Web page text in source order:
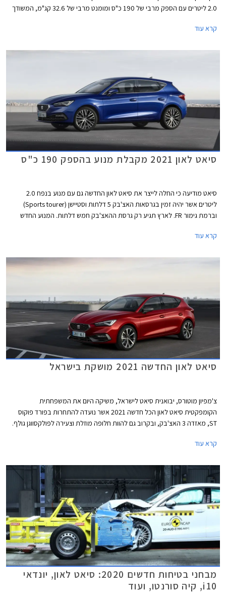
2.0 ליטרים עם הספק מרבי של 190 כ"ס ומומנט מרבי של 32.6 קג"מ, המשודך
אחורי רב חיבורי במקום קורת פיתול פשוטה אשר מותקנת בגרסאות ה- 1.5
קרא עוד
סיאט לאון 2021 מקבלת מנוע בהספק 190 כ"ס
סיאט מודיעה כי החלה לייצר את סיאט לאון החדשה גם עם מנוע בנפח 2.0
ליטרים אשר יהיה זמין בגרסאות האצ'בק 5 דלתות וסטיישן (Sports tourer)
וברמת גימור FR. לארץ תגיע רק גרסת ההאצ'בק חמש דלתות. המנוע החדש
קרא עוד
סיאט לאון החדשה 2021 מושקת בישראל
צ'מפיון מוטורס, יבואנית סיאט לישראל, משיקה היום את המשפחתית
הקומפקטית סיאט לאון הכל חדשה 2021 אשר נועדה להתחרות בפורד פוקוס
ST, מאזדה 3 האצ'בק, ובקרוב גם להוות חלופה מוזלת וצעירה לפולקסווגן גולף.
גרסת 3 דלתות לא תוצע, בהתאם למגמה העולמית שהחלה לפני מספר שנים
עקב ירידה בביקושים.
קרא עוד
מבחני בטיחות חדשים 2020: סיאט לאון, יונדאי
i10, קיה סורנטו, ועוד